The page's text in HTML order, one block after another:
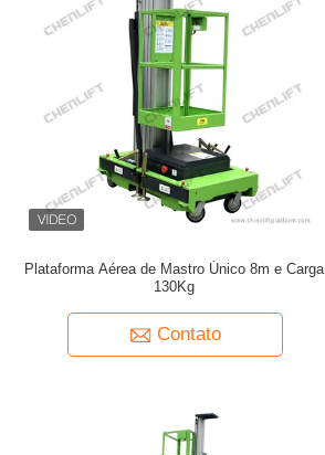
Plataforma Aérea de Mastro Único 8m e Carga
130Kg
Contato